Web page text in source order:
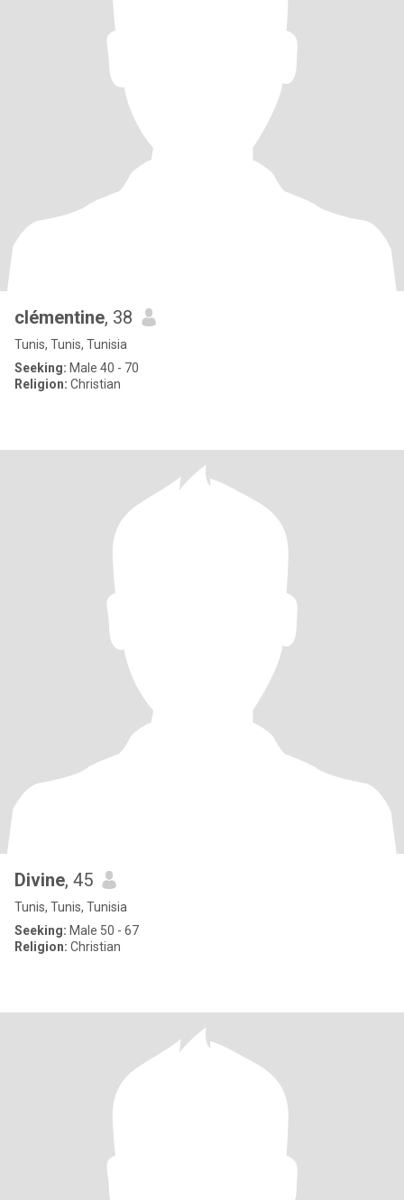
clémentine, 38
Tunis, Tunis, Tunisia
Seeking: Male 40 - 70
Religion: Christian
Divine, 45
Tunis, Tunis, Tunisia
Seeking: Male 50 - 67
Religion: Christian